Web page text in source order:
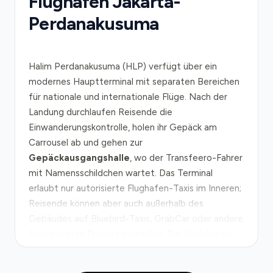
Perdanakusuma
Halim Perdanakusuma (HLP) verfügt über ein
modernes Hauptterminal mit separaten Bereichen
für nationale und internationale Flüge. Nach der
Landung durchlaufen Reisende die
Einwanderungskontrolle, holen ihr Gepäck am
Carrousel ab und gehen zur
Gepäckausgangshalle, wo der Transfeero-Fahrer
mit Namensschildchen wartet. Das Terminal
erlaubt nur autorisierte Flughafen-Taxis im Inneren;
Reisende können aber auch außerhalb des